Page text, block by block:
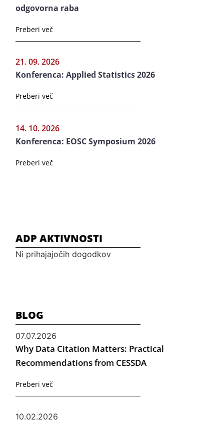
odgovorna raba
Preberi več
21. 09. 2026
Konferenca: Applied Statistics 2026
Preberi več
14. 10. 2026
Konferenca: EOSC Symposium 2026
Preberi več
ADP AKTIVNOSTI
Ni prihajajočih dogodkov
BLOG
07.07.2026
Why Data Citation Matters: Practical
Recommendations from CESSDA
Preberi več
10.02.2026